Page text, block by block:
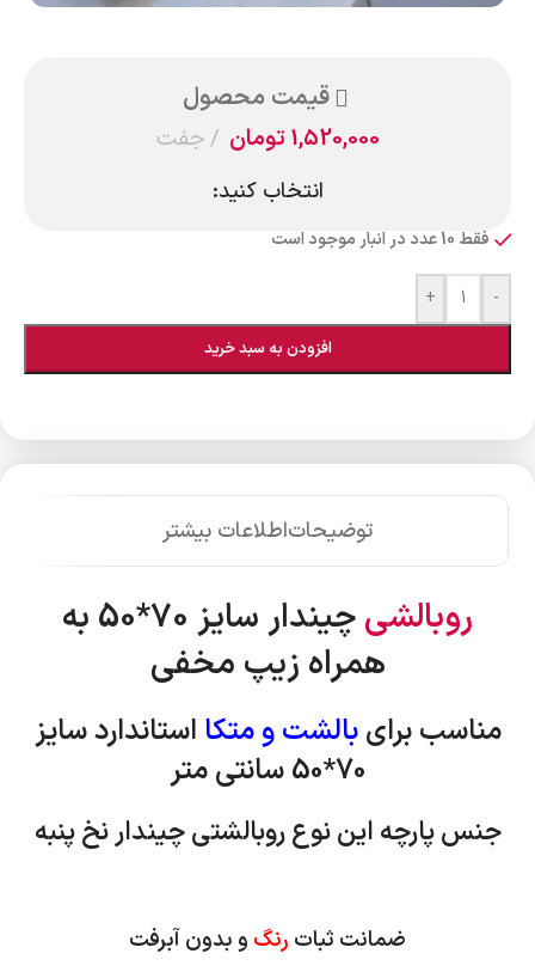
قیمت محصول
1,520,000تومان جفت
انتخاب کنید:
فقط 10 عدد در انبار موجود است
-
+
افزودن به سبد خرید
توضیحاتاطلاعات بیشتر
روبالشی
چیندار سایز 70*50 به
همراه زیپ مخفی
مناسب برایبالشت و متکا استانداردسایز
70*50 سانتی متر
جنس پارچه این نوع روبالشتی چیندار نخ پنبه
ضمانت ثبات رنگ و بدون آبرفت